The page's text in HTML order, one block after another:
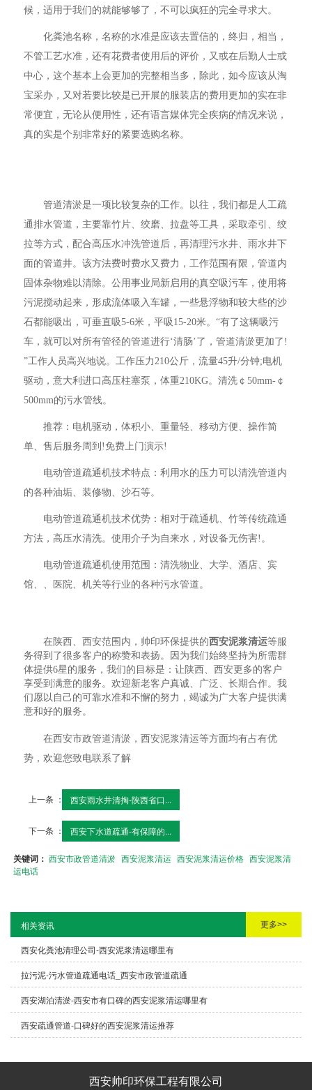
候，适用于我们的就能够够了，不可以疯狂的完全寻求大。
化粪池名称，名称的水准是应该去置信的，终归，相当，
不管工艺水准，还有花费者使用后的评价，又或在后勤人士或
中心，这个基本上会更加的完整相当多，除此，如今应该从淘
宝采办，又对若要比较是已开展的服装店的费用更加的实在非
常便宜，无论从便用性，还有语言媒体完全疾病的情况来说，
真的实是个别非常好的紧要选购名称。
管道清淤是一项比较复杂的工作。以往，我们都是人工疏
通排水管道，主要靠竹片、绞磨、拉盘等工具，采取牵引、绞
拉等方式，配合高压水冲洗管道后，再清理污水井、雨水井下
面的管道井。该方法费时费水又费力，工作范围有限，管道内
固体杂物难以清除。公用事业局新启用的真空吸污车，使用将
污泥搅动起来，形成流体吸入车罐，一些悬浮物和较大些的沙
石都能吸出，可垂直吸5-6米，平吸15-20米。“有了这辆吸污
车，就可以对所有管径的管道进行‘清肠’了，管道清淤更加了!
”工作人员高兴地说。工作压力210公斤，流量45升/分钟;电机
驱动，意大利进口高压柱塞泵，体重210KG。清洗￠50mm-￠
500mm的污水管线。
推荐：电机驱动，体积小、重量轻、移动方便、操作简
单、售后服务周到!免费上门演示!
电动管道疏通机技术特点：利用水的压力可以清洗管道内
的各种油垢、装修物、沙石等。
电动管道疏通机技术优势：相对于疏通机、竹等传统疏通
方法，高压水清洗。使用介子为自来水，对设备无伤害!。
电动管道疏通机使用范围：清洗物业、大学、酒店、宾
馆、、医院、机关等行业的各种污水管道。
在陕西、西安范围内，帅印环保提供的西安泥浆清运等服
务得到了很多客户的称赞和表扬。因为我们始终坚持为所需群
体提供6星的服务，我们的目标是：让陕西、西安更多的客户
享受到满意的服务。欢迎新老客户真诚、广泛、长期合作。我
们愿以自己的可靠水准和不懈的努力，竭诚为广大客户提供满
意和好的服务。
在西安市政管道清淤，西安泥浆清运等方面均有占有优
势，欢迎您致电联系了解
上一条 ： 西安雨水井清掏-陕西省口...
下一条 ： 西安下水道疏通-有保障的...
关键词：西安市政管道清淤 西安泥浆清运 西安泥浆清运价格 西安泥浆清
运电话
相关资讯 更多>>
西安化粪池清理公司-西安泥浆清运哪里有
拉污泥-污水管道疏通电话_西安市政管道疏通
西安湖泊清淤-西安市有口碑的西安泥浆清运哪里有
西安疏通管道-口碑好的西安泥浆清运推荐
西安帅印环保工程有限公司